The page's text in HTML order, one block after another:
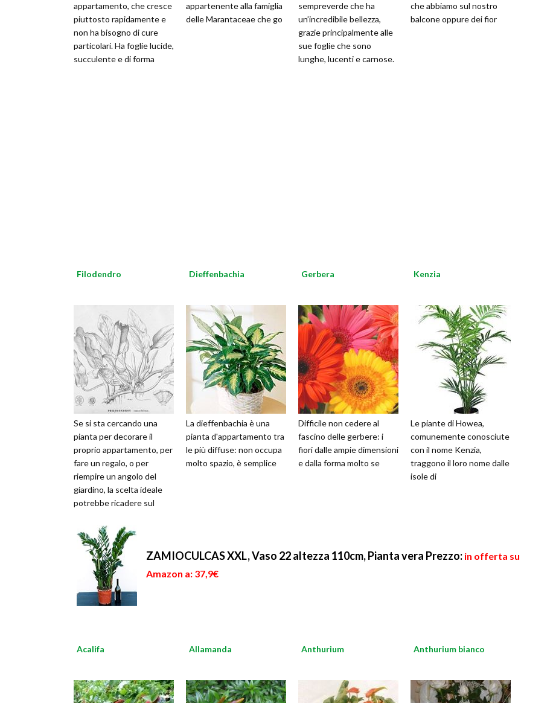
appartamento, che cresce
piuttosto rapidamente e
non ha bisogno di cure
particolari. Ha foglie lucide,
succulente e di forma
appartenente alla famiglia
delle Marantaceae che go
sempreverde che ha
un’incredibile bellezza,
grazie principalmente alle
sue foglie che sono
lunghe, lucenti e carnose.
che abbiamo sul nostro
balcone oppure dei fior
Filodendro
Se si sta cercando una
pianta per decorare il
proprio appartamento, per
fare un regalo, o per
riempire un angolo del
giardino, la scelta ideale
potrebbe ricadere sul
pianta esist
Dieffenbachia
La dieffenbachia è una
pianta d'appartamento tra
le più diffuse: non occupa
molto spazio, è semplice
Gerbera
Difficile non cedere al
fascino delle gerbere: i
fiori dalle ampie dimensioni
e dalla forma molto se
Kenzia
Le piante di Howea,
comunemente conosciute
con il nome Kenzia,
traggono il loro nome dalle
isole di
ZAMIOCULCAS XXL, Vaso 22 altezza 110cm, Pianta vera Prezzo: in offerta su
Amazon a: 37,9€
Acalifa Allamanda Anthurium Anthurium bianco